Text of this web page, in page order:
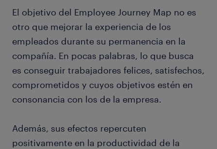
El objetivo del Employee Journey Map no es
otro que mejorar la experiencia de los
empleados durante su permanencia en la
compañía. En pocas palabras, lo que busca
es conseguir trabajadores felices, satisfechos,
comprometidos y cuyos objetivos estén en
consonancia con los de la empresa.
Además, sus efectos repercuten
positivamente en la productividad de la